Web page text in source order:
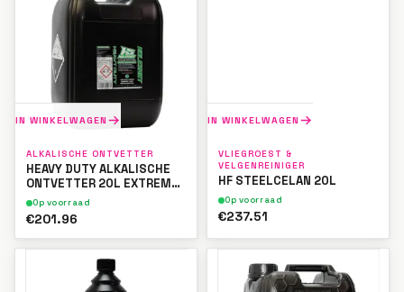
IN WINKELWAGEN
ALKALISCHE ONTVETTER
HEAVY DUTY ALKALISCHE
ONTVETTER 20L EXTREME
CONCENTRAAT
Op voorraad
€201.96
IN WINKELWAGEN
VLIEGROEST &
VELGENREINIGER
HF STEELCELAN 20L
Op voorraad
€237.51